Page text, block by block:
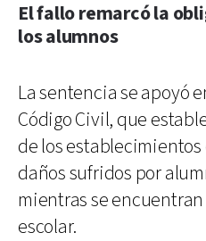
El fallo remarcó la
los alumnos
La sentencia se apoyó
Código Civil, que
de los
daños sufridos por
mientras se
escolar.